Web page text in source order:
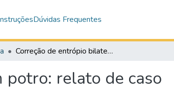
Dúvidas Frequentes
Correção de entrópio bilateral em potro: relato de caso
relato de caso